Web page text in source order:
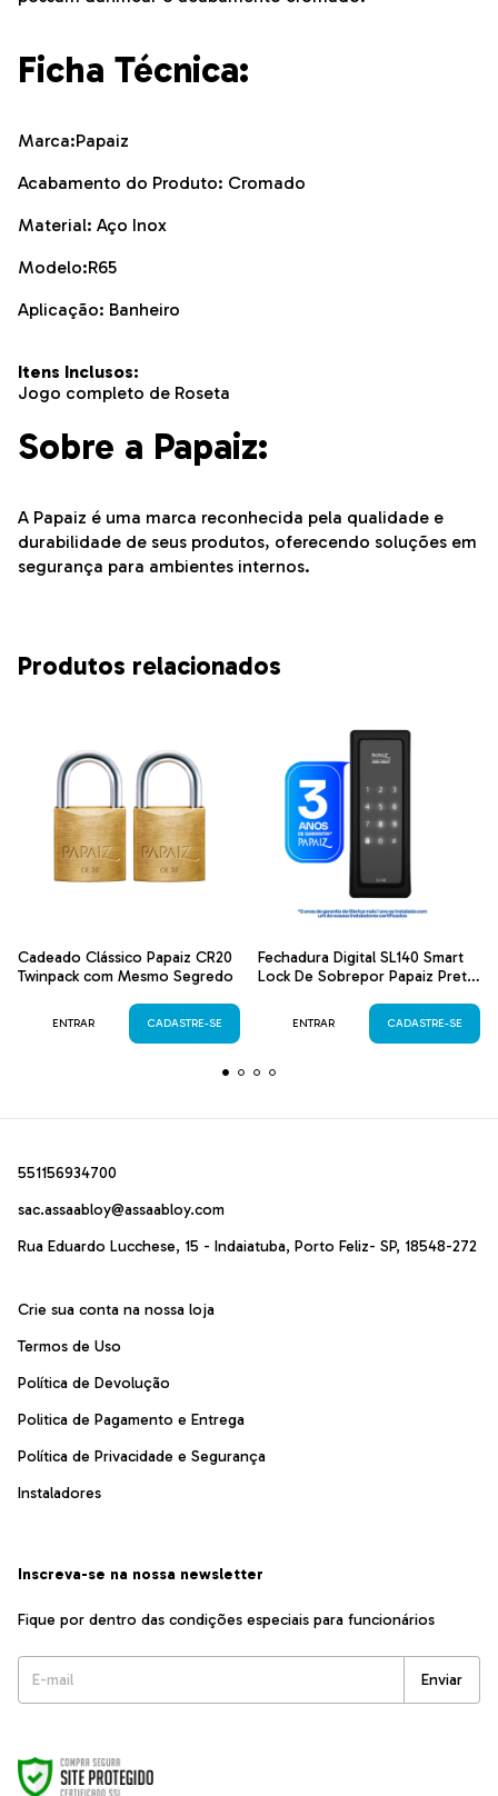
Ficha Técnica:
Marca:Papaiz
Acabamento do Produto: Cromado
Material: Aço Inox
Modelo:R65
Aplicação: Banheiro
Itens Inclusos:
Jogo completo de Roseta
Sobre a Papaiz:
A Papaiz é uma marca reconhecida pela qualidade e
durabilidade de seus produtos, oferecendo soluções em
segurança para ambientes internos.
Produtos relacionados
Cadeado Clássico Papaiz CR20
Twinpack com Mesmo Segredo
ENTRAR CADASTRE-SE
Fechadura Digital SL140 Smart
Lock De Sobrepor Papaiz Preta
ENTRAR CADASTRE-SE
551156934700
sac.assaabloy@assaabloy.com
Rua Eduardo Lucchese, 15 - Indaiatuba, Porto Feliz- SP, 18548-272
Crie sua conta na nossa loja
Termos de Uso
Política de Devolução
Politica de Pagamento e Entrega
Política de Privacidade e Segurança
Instaladores
Inscreva-se na nossa newsletter
Fique por dentro das condições especiais para funcionários